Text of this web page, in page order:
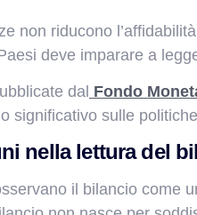
non riducono
deve imparare a
dal Fondo
significativo sulle
nella lettura del
il bilancio come